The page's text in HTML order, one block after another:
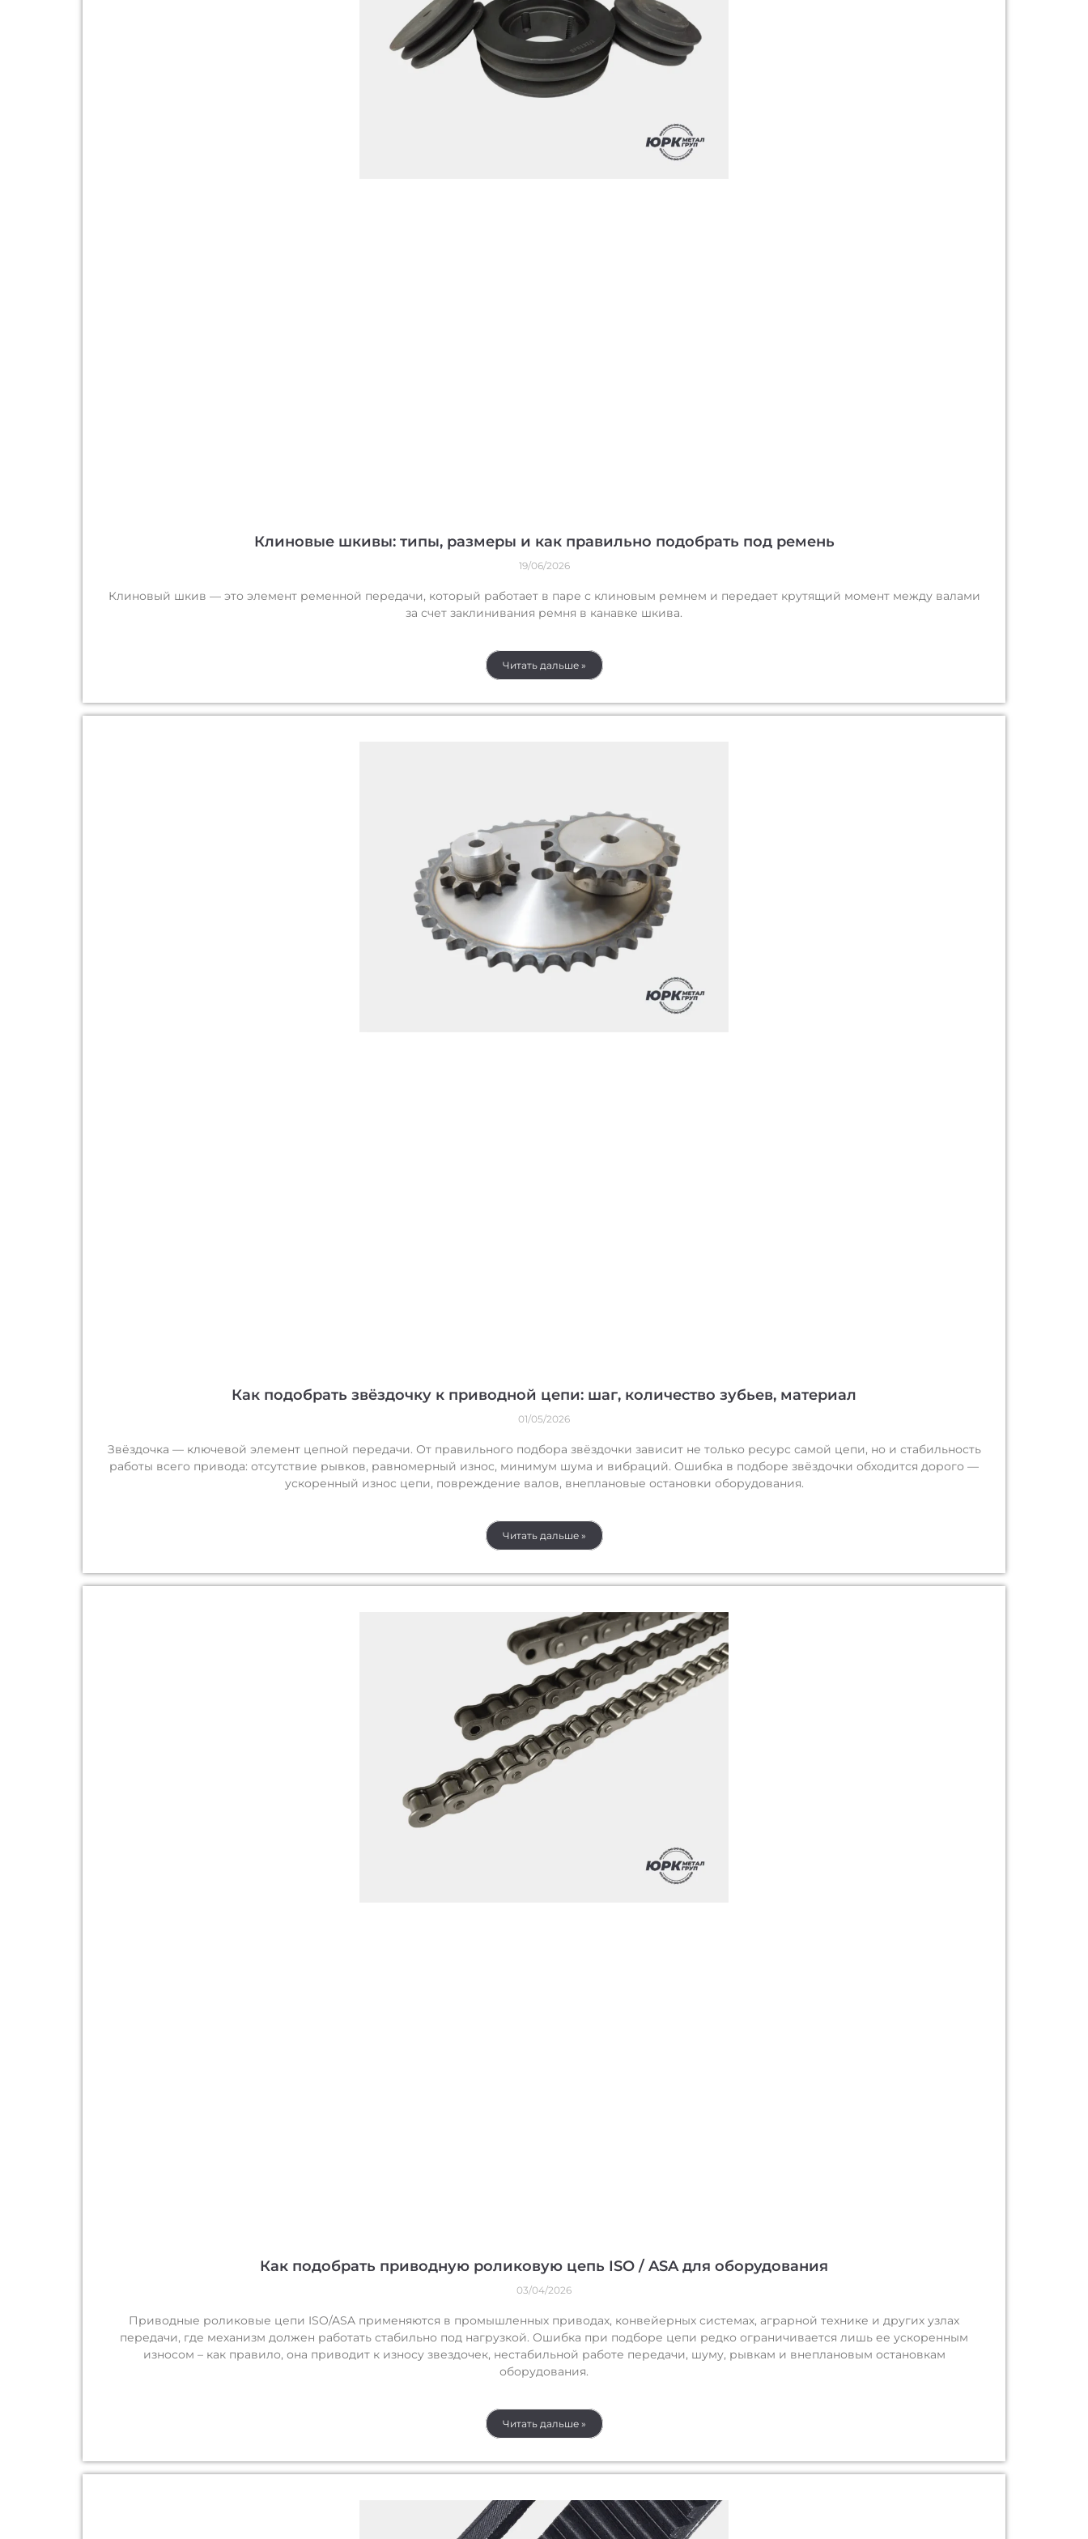
Клиновые шкивы: типы, размеры и как правильно подобрать под ремень
19/06/2026
Клиновый шкив — это элемент ременной передачи, который работает в паре с клиновым ремнем и передает крутящий момент между валами
за счет заклинивания ремня в канавке шкива.
Читать дальше »
Как подобрать звёздочку к приводной цепи: шаг, количество зубьев, материал
01/05/2026
Звёздочка — ключевой элемент цепной передачи. От правильного подбора звёздочки зависит не только ресурс самой цепи, но и стабильность
работы всего привода: отсутствие рывков, равномерный износ, минимум шума и вибраций. Ошибка в подборе звёздочки обходится дорого —
ускоренный износ цепи, повреждение валов, внеплановые остановки оборудования.
Читать дальше »
Как подобрать приводную роликовую цепь ISO / ASA для оборудования
03/04/2026
Приводные роликовые цепи ISO/ASA применяются в промышленных приводах, конвейерных системах, аграрной технике и других узлах
передачи, где механизм должен работать стабильно под нагрузкой. Ошибка при подборе цепи редко ограничивается лишь ее ускоренным
износом – как правило, она приводит к износу звездочек, нестабильной работе передачи, шуму, рывкам и внеплановым остановкам
оборудования.
Читать дальше »